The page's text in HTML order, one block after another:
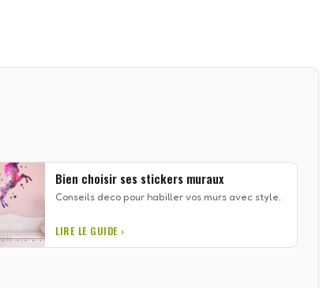
Bien choisir ses stickers muraux
Conseils deco pour habiller vos murs avec style.
LIRE LE GUIDE ›